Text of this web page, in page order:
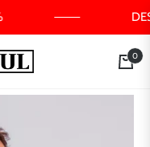
Carrito
0